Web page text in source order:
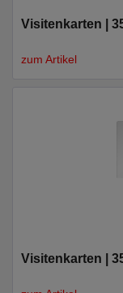
Visitenkarten |
zum Artikel
Visitenkarten |